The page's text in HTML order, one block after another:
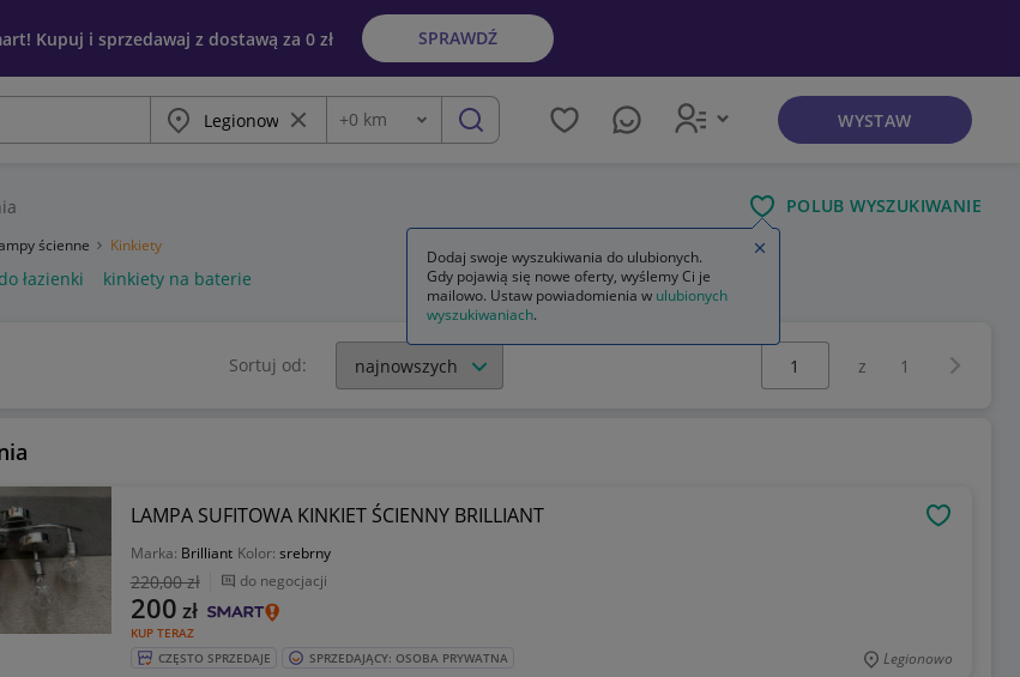
Kupuj i sprzedawaj z dostawą za 0 zł SPRAWDŹ
Miasto Wyczyść frazę
Odległość
+0 km szukaj WYSTAW
POLUB WYSZUKIWANIE
ścienne Kinkiety
łazienki kinkiety na baterie
siatki Sortuj od:
Wybierz stronę:
z 1
LAMPA SUFITOWA KINKIET ŚCIENNY BRILLIANT
Marka: Brilliant Kolor: srebrny
220,00 zł do negocjacji
KUP TERAZ
200 zł
CZĘSTO SPRZEDAJE SPRZEDAJĄCY: OSOBA PRYWATNA Legionowo
Dodaj swoje wyszukiwania do ulubionych.
Gdy pojawią się nowe oferty, wyślemy Ci je
mailowo. Ustaw powiadomienia w ulubionych
wyszukiwaniach.
Zamknij wskazówkę